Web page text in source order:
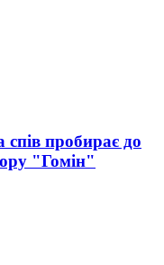
пробирає до
"Гомін"